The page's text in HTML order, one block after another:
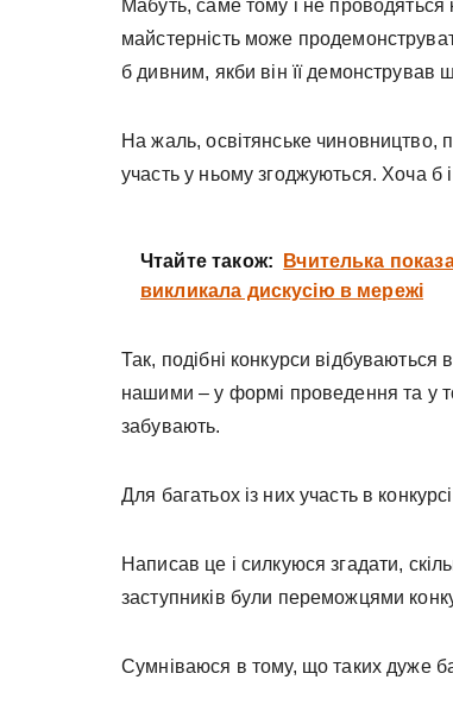
Мабуть, саме тому і не
майстерність може
б дивним, якби він її демонстрував
На жаль, освітянське чиновництво,
участь у ньому згоджуються. Хоча
Чтайте також:
Вчителька
викликала дискусію в мережі
Так, подібні конкурси відбуваються
нашими – у формі проведення та у
забувають.
Для багатьох із них участь в
Написав це і силкуюся згадати,
заступників були переможцями
Сумніваюся в тому, що таких дуже